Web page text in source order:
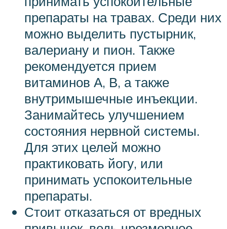
препараты на травах. Среди них
можно выделить пустырник,
валериану и пион. Также
рекомендуется прием
витаминов А, В, а также
внутримышечные инъекции.
Занимайтесь улучшением
состояния нервной системы.
Для этих целей можно
практиковать йогу, или
принимать успокоительные
препараты.
Стоит отказаться от вредных